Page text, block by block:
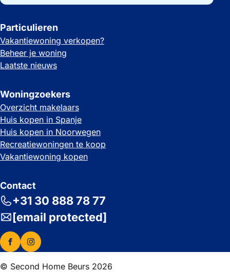
Particulieren
Vakantiewoning verkopen?
Beheer je woning
Laatste nieuws
Woningzoekers
Overzicht makelaars
Huis kopen in Spanje
Huis kopen in Noorwegen
Recreatiewoningen te koop
Vakantiewoning kopen
Contact
+31 30 888 78 77
[email protected]
© Second Home Beurs 2026